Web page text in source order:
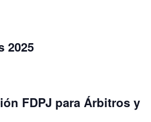
2025
FDPJ para Árbitros y